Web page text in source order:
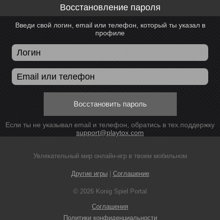
Восстановление пароля
Введи свой логин, email или телефон, который ты указал в
профиле
Восстановить пароль
Если ты не указывал email и телефон, обратись в тех.поддержку
support@playtox.com
Увлекательный мир онлайн-игр в твоем мобильном
Другие игры| Соглашение
© 2026 Konig Spiel Portal
Соглашения
Политики конфиденциальности